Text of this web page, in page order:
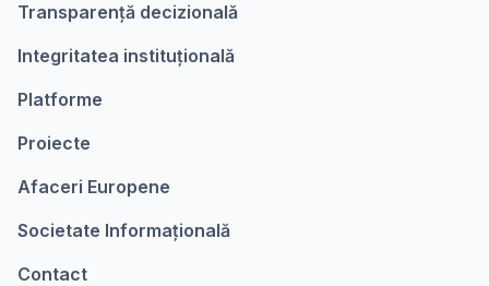
Transparență decizională
Integritatea instituțională
Platforme
Proiecte
Afaceri Europene
Societate Informațională
Contact